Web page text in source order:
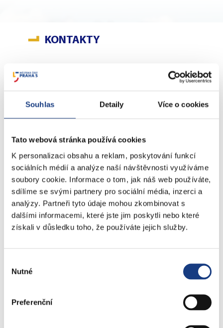
Souhlas Detaily Více o cookies
Tato webová stránka používá cookies
K personalizaci obsahu a reklam, poskytování funkcí
sociálních médií a analýze naší návštěvnosti využíváme
soubory cookie. Informace o tom, jak náš web používáte,
sdílíme se svými partnery pro sociální média, inzerci a
analýzy. Partneři tyto údaje mohou zkombinovat s
dalšími informacemi, které jste jim poskytli nebo které
získali v důsledku toho, že používáte jejich služby.
souhlasu
Nutné
Preferenční
KONTAKTY
nám. 14. října 4
Sociální záležitosti
Stavební záležitosti
Přestupky dopravní - objektivní odpovědnost
Komunální odpad
Doprava - zvláštní užívání komunikací
Doprava - dopravní značení
Doprava - přestupky na komunikacích
Štefánikova 13,15
Vedení MČ